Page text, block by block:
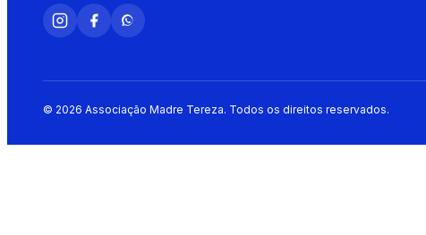
© 2026 Associação Madre Tereza. Todos os direitos reservados.